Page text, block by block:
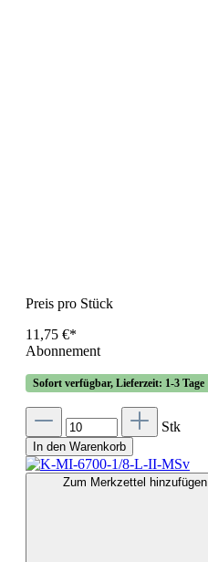
Preis pro Stück
11,75 €*
Abonnement
Sofort verfügbar, Lieferzeit: 1-3 Tage
Stk
In den Warenkorb
Zum Merkzettel hinzufügen